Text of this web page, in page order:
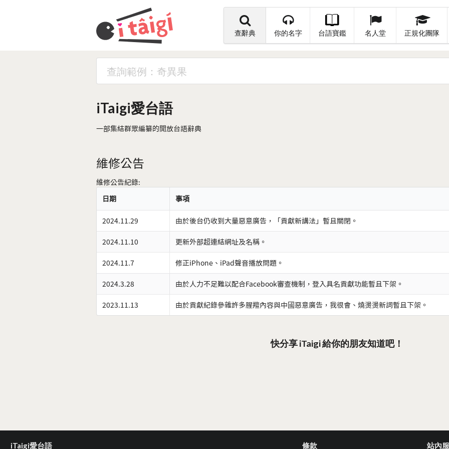
查辭典 你的名字 台語寶鑑 名人堂 正規化團隊
iTaigi愛台語
一部集結群眾編纂的開放台語辭典
維修公告
維修公告紀錄:
日期
事項
2024.11.29 由於後台仍收到大量惡意廣告，「貢獻新講法」暫且關閉。
2024.11.10 更新外部超連結網址及名稱。
2024.11.7 修正iPhone、iPad聲音播放問題。
2024.3.28 由於人力不足難以配合Facebook審查機制，登入具名貢獻功能暫且下架。
2023.11.13 由於貢獻紀錄參雜許多腥羶內容與中國惡意廣告，我很會、燒燙燙新詞暫且下架。
快分享 iTaigi 給你的朋友知道吧！
iTaigi愛台語 條款 站內